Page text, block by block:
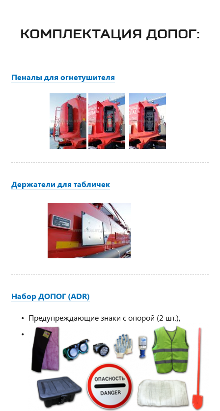
КОМПЛЕКТАЦИЯ ДОПОГ:
Пеналы для огнетушителя
Держатели для табличек
Набор ДОПОГ (ADR)
Предупреждающие знаки с опорой (2 шт.);